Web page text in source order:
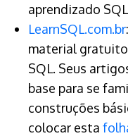
aprendizado
LearnSQL.com.br
material gratuito
SQL. Seus
base para se
construções
colocar esta